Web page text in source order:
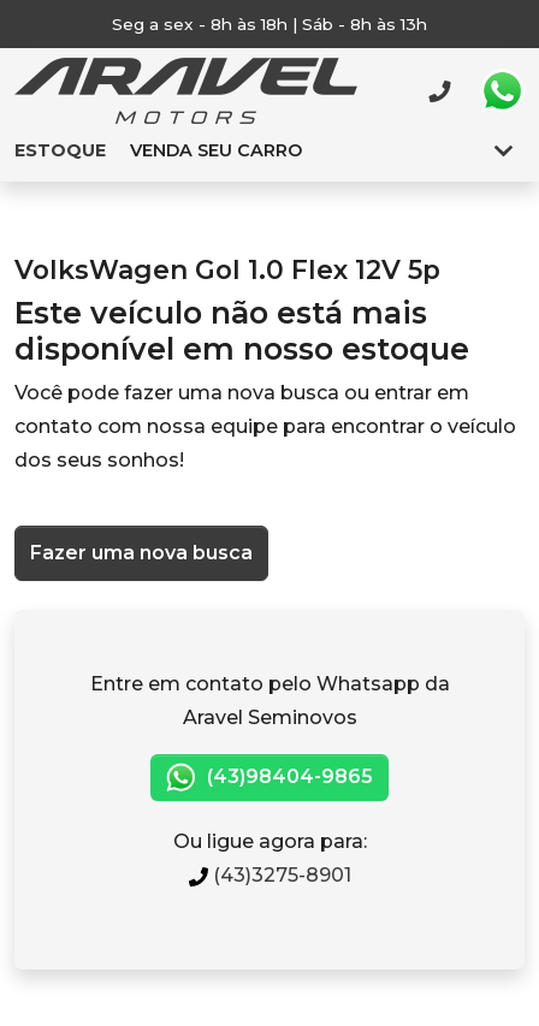
Seg a sex - 8h às 18h | Sáb - 8h às 13h
ESTOQUE VENDA SEU CARRO
VolksWagen Gol 1.0 Flex 12V 5p
Este veículo não está mais
disponível em nosso estoque
Você pode fazer uma nova busca ou entrar em
contato com nossa equipe para encontrar o veículo
dos seus sonhos!
Fazer uma nova busca
Entre em contato pelo Whatsapp da
Aravel Seminovos
(43)98404-9865
Ou ligue agora para:
(43)3275-8901